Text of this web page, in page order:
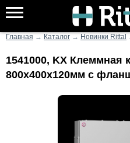
Главная → Каталог → Новинки Rittal
1541000, KX Клеммная
800х400х120мм с